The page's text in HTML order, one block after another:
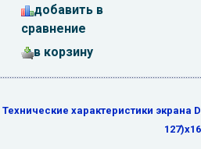
добавить в
сравнение
в корзину
Технические характеристики экрана